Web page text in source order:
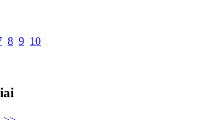
8 9 10